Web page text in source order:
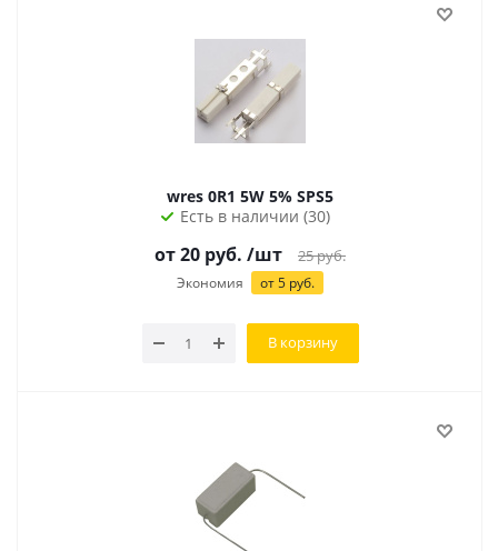
wres 0R1 5W 5% SPS5
Есть в наличии (30)
от20 руб. /шт 25руб.
Экономия от5 руб.
В корзину